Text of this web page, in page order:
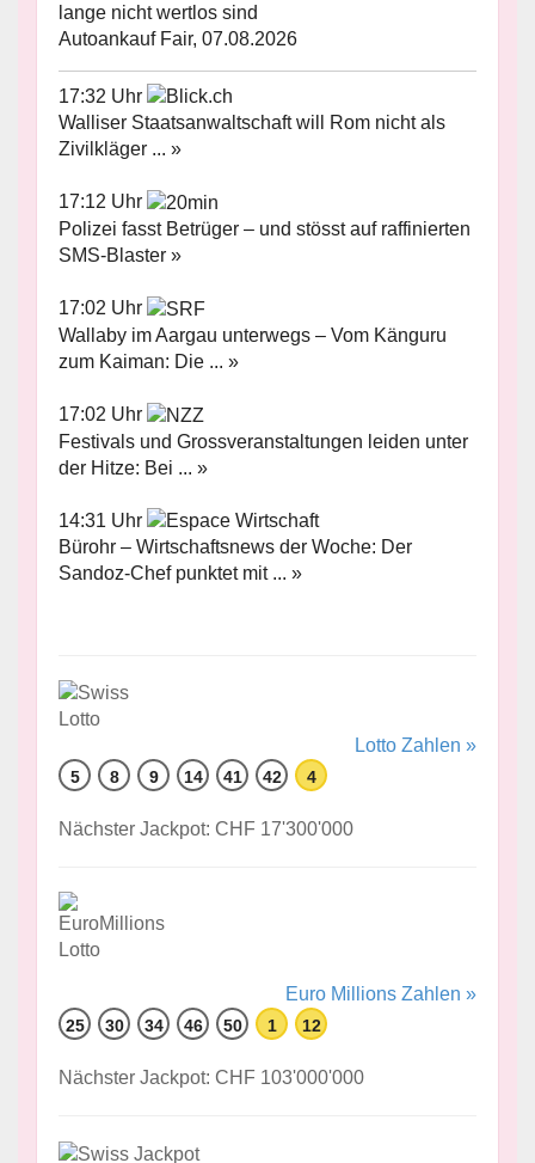
lange nicht wertlos sind
Autoankauf Fair, 07.08.2026
17:32 Uhr
Walliser Staatsanwaltschaft will Rom nicht als
Zivilkläger ... »
17:12 Uhr
Polizei fasst Betrüger – und stösst auf raffinierten
SMS-Blaster »
17:02 Uhr
Wallaby im Aargau unterwegs – Vom Känguru
zum Kaiman: Die ... »
17:02 Uhr
Festivals und Grossveranstaltungen leiden unter
der Hitze: Bei ... »
14:31 Uhr
Bürohr – Wirtschaftsnews der Woche: Der
Sandoz-Chef punktet mit ... »
Lotto Zahlen »
5 8 9 14 41 42 4
Nächster Jackpot: CHF 17'300'000
Euro Millions Zahlen »
25 30 34 46 50 1 12
Nächster Jackpot: CHF 103'000'000